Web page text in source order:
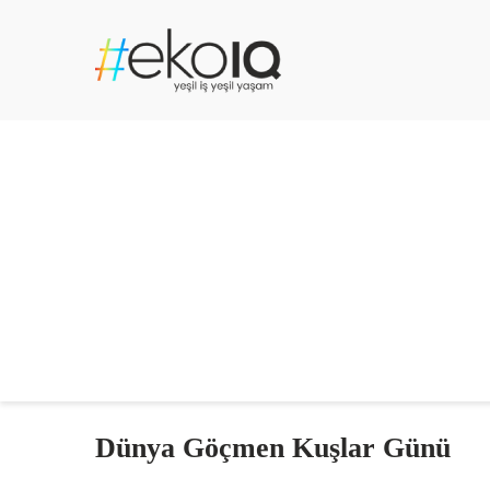
Dünya Göçmen Kuşlar Günü